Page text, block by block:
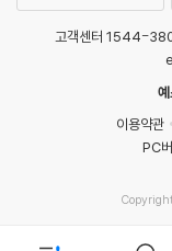
고객센터 1544-
이용약관
PC